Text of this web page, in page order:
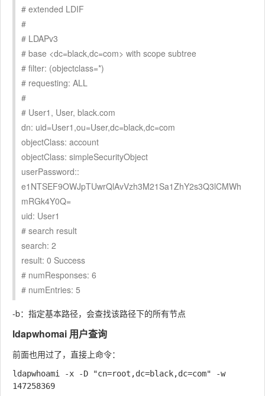
# extended LDIF
#
# LDAPv3
# base <dc=black,dc=com> with scope subtree
# filter: (objectclass=*)
# requesting: ALL
#
# User1, User, black.com
dn: uid=User1,ou=User,dc=black,dc=com
objectClass: account
objectClass: simpleSecurityObject
userPassword::
e1NTSEF9OWJpTUwrQlAvVzh3M21Sa1ZhY2s3Q3lCMWh
mRGk4Y0Q=
uid: User1
# search result
search: 2
result: 0 Success
# numResponses: 6
# numEntries: 5
-b：指定基本路径，会查找该路径下的所有节点
ldapwhomai 用户查询
前面也用过了，直接上命令：
ldapwhoami -x -D "cn=root,dc=black,dc=com" -w